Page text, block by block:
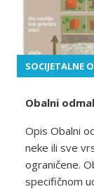
SOCIJETALNE
Obalni
Opis Obalni
neke ili sve
ograničene.
specifičnom